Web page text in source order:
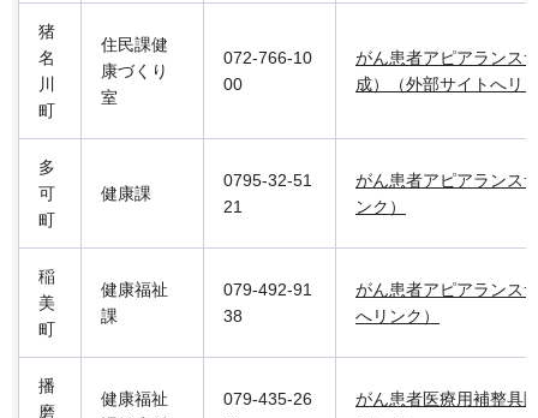
猪
名
川
町
住民課健
康づくり
室
072-766-10
00
がん患者アピアランス
成）（外部サイトへリ
多
可
町
健康課
0795-32-51
21
がん患者アピアランス
ンク）
稲
美
町
健康福祉
課
079-492-91
38
がん患者アピアランス
へリンク）
播
磨
健康福祉
079-435-26
がん患者医療用補整具